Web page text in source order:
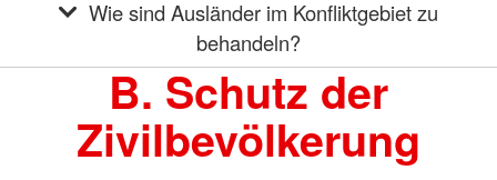
behandeln?
B. Schutz der
Zivilbevölkerung